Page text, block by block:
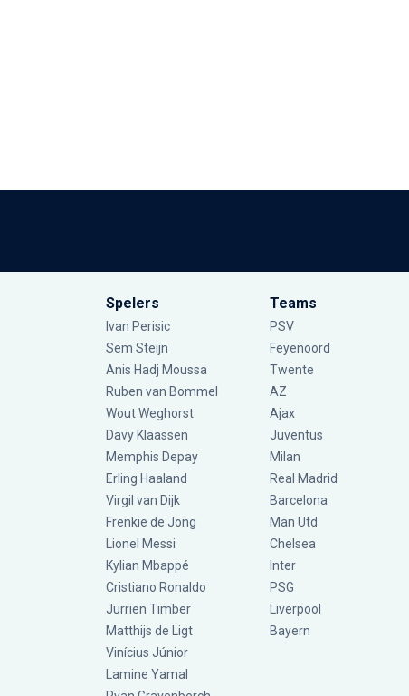
Spelers
Ivan Perisic
Sem Steijn
Anis Hadj Moussa
Ruben van Bommel
Wout Weghorst
Davy Klaassen
Memphis Depay
Erling Haaland
Virgil van Dijk
Frenkie de Jong
Lionel Messi
Kylian Mbappé
Cristiano Ronaldo
Jurriën Timber
Matthijs de Ligt
Vinícius Júnior
Lamine Yamal
Teams
PSV
Feyenoord
Twente
AZ
Ajax
Juventus
Milan
Real Madrid
Barcelona
Man Utd
Chelsea
Inter
PSG
Liverpool
Bayern